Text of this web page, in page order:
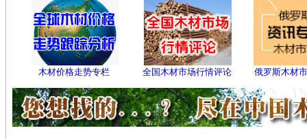
木材价格走势专栏 全国木材市场行情评论 俄罗斯木材